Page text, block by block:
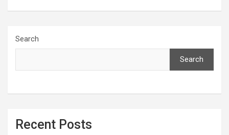
Search
Search
Recent Posts